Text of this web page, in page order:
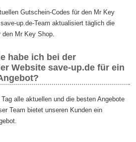
Gutschein-Codes für den Mr Key
up.de-Team aktualisiert täglich die
Mr Key Shop.
habe ich bei der
Website save-up.de für ein
alle aktuellen und die besten Angebote
Team bietet unseren Kunden ein